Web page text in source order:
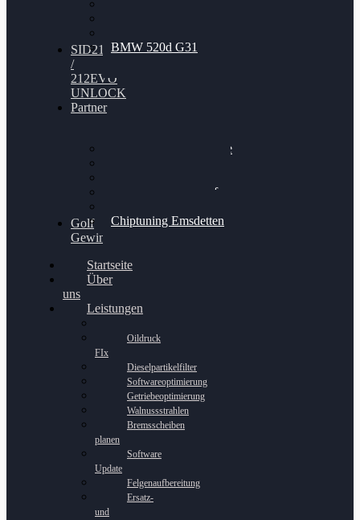
BMW 520d G31
SID212
/
212EVO
UNLOCK
Partner
Bilgenroth Performance
Chiptuning Schüttorf
Chiptuning Emsdetten
Golf
Gewinnspiel
Startseite
Über
uns
Leistungen
Oildruck
FIx
Dieselpartikelfilter
Softwareoptimierung
Getriebeoptimierung
Walnussstrahlen
Bremsscheiben
planen
Software
Update
Felgenaufbereitung
Ersatz-
und